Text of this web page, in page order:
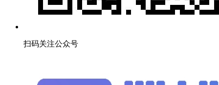
扫码关注公众号